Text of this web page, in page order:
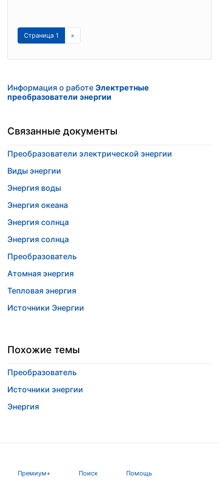
Страница 1 »
Информация о работе Электретные
преобразователи энергии
Связанные документы
Преобразователи электрической энергии
Виды энергии
Энергия воды
Энергия океана
Энергия солнца
Энергия солнца
Преобразователь
Атомная энергия
Тепловая энергия
Источники Энергии
Похожие темы
Преобразователь
Источники энергии
Энергия
Премиум+ Поиск Помощь